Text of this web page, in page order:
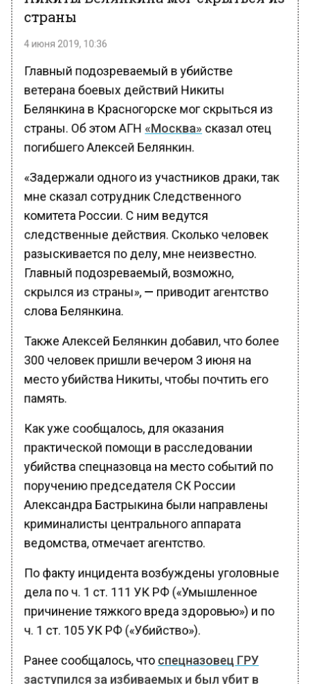
страны
4 июня 2019, 10:36
Главный подозреваемый в убийстве
ветерана боевых действий Никиты
Белянкина в Красногорске мог скрыться из
страны. Об этом АГН
«Москва»
сказал отец
погибшего Алексей Белянкин.
«Задержали одного из участников драки, так
мне сказал сотрудник Следственного
комитета России. С ним ведутся
следственные действия. Сколько человек
разыскивается по делу, мне неизвестно.
Главный подозреваемый, возможно,
скрылся из страны», — приводит агентство
слова Белянкина.
Также Алексей Белянкин добавил, что более
300 человек пришли вечером 3 июня на
место убийства Никиты, чтобы почтить его
память.
Как уже сообщалось, для оказания
практической помощи в расследовании
убийства спецназовца на место событий по
поручению председателя СК России
Александра Бастрыкина были направлены
криминалисты центрального аппарата
ведомства, отмечает агентство.
По факту инцидента возбуждены уголовные
дела по ч. 1 ст. 111 УК РФ («Умышленное
причинение тяжкого вреда здоровью») и по
ч. 1 ст. 105 УК РФ («Убийство»).
Ранее сообщалось, чтоспецназовец ГРУ